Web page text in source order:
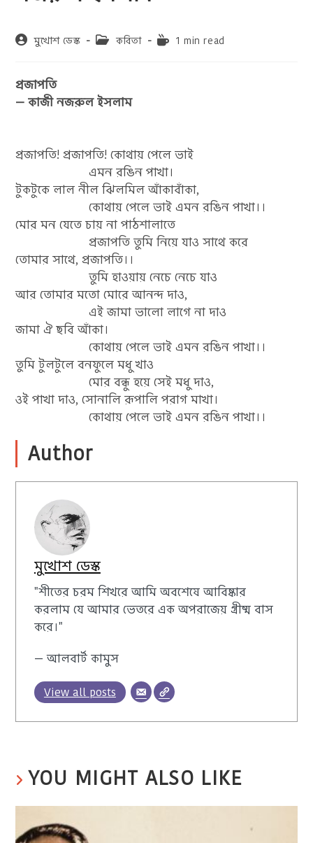
Postমুখোশ ডেস্ক
Postকবিতা
Reading1 min read
প্রজাপতি
— কাজী নজরুল ইসলাম
প্রজাপতি! প্রজাপতি! কোথায় পেলে ভাই
এমন রঙিন পাখা।
টুকটুকে লাল নীল ঝিলমিল আঁকাবাঁকা,
কোথায় পেলে ভাই এমন রঙিন পাখা।।
মোর মন যেতে চায় না পাঠশালাতে
প্রজাপতি তুমি নিয়ে যাও সাথে করে
তোমার সাথে, প্রজাপতি।।
তুমি হাওয়ায় নেচে নেচে যাও
আর তোমার মতো মোরে আনন্দ দাও,
এই জামা ভালো লাগে না দাও
জামা ঐ ছবি আঁকা।
কোথায় পেলে ভাই এমন রঙিন পাখা।।
তুমি টুলটুলে বনফুলে মধু খাও
মোর বন্ধু হয়ে সেই মধু দাও,
ওই পাখা দাও, সোনালি রূপালি পরাগ মাখা।
কোথায় পেলে ভাই এমন রঙিন পাখা।।
Author
মুখোশ ডেস্ক
"শীতের চরম শিখরে আমি অবশেষে আবিষ্কার
করলাম যে আমার ভেতরে এক অপরাজেয় গ্রীষ্ম বাস
করে।"
— আলবার্ট কামুস
View all posts
YOU MIGHT ALSO LIKE